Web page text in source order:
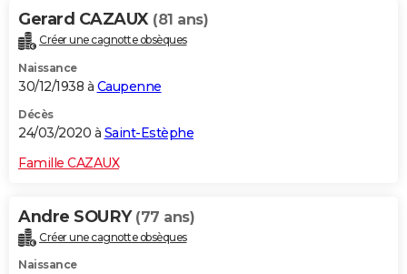
Gerard CAZAUX (81 ans)
Créer une cagnotte obsèques
Naissance
30/12/1938 à Caupenne
Décès
24/03/2020 à Saint-Estèphe
Famille CAZAUX
Andre SOURY (77 ans)
Créer une cagnotte obsèques
Naissance